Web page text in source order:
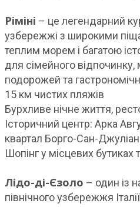
Ріміні – це легендарний
узбережжі з широкими
теплим морем і багатою
для сімейного
подорожей та
15 км чистих пляжів
Бурхливе нічне життя,
Історичний центр: Арка
квартал Борго-Сан-
Шопінг у місцевих бутиках
Лідо-ді-Єзоло – один із
північного узбережжя